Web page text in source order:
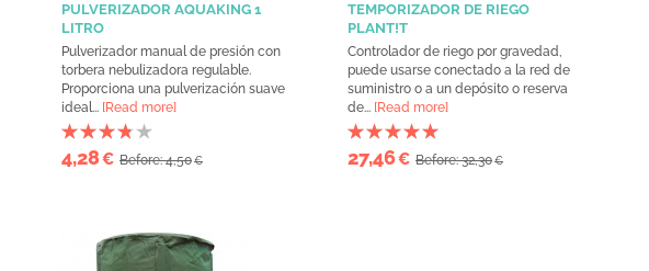
PULVERIZADOR AQUAKING 1
LITRO
Pulverizador manual de presión con
torbera nebulizadora regulable.
Proporciona una pulverización suave
ideal... [Read more]
4,28€ Before: 4,50€
TEMPORIZADOR DE RIEGO
PLANT!T
Controlador de riego por gravedad,
puede usarse conectado a la red de
suministro o a un depósito o reserva
de... [Read more]
27,46€ Before: 32,30€